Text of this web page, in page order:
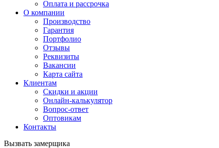
Оплата и рассрочка
О компании
Производство
Гарантия
Портфолио
Отзывы
Реквизиты
Вакансии
Карта сайта
Клиентам
Скидки и акции
Онлайн-калькулятор
Вопрос-ответ
Оптовикам
Контакты
Вызвать замерщика